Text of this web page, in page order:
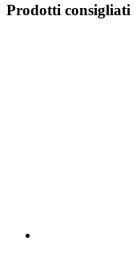
Prodotti consigliati